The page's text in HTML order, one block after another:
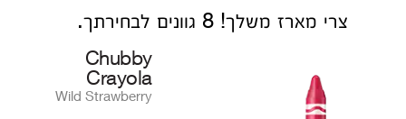
צרי מארז משלך! 8 גוונים לבחירתך.
Chubby
Crayola
Wild Strawberry